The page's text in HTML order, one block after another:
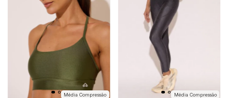
Média Compressão Média Compressão